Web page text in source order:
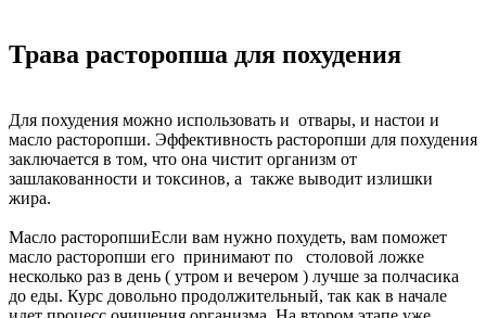
Трава расторопша для похудения
Для похудения можно использовать и отвары, и настои и
масло расторопши. Эффективность расторопши для похудения
заключается в том, что она чистит организм от
зашлакованности и токсинов, а также выводит излишки
жира.
Масло расторопшиЕсли вам нужно похудеть, вам поможет
масло расторопши его принимают по столовой ложке
несколько раз в день ( утром и вечером ) лучше за полчасика
до еды. Курс довольно продолжительный, так как в начале